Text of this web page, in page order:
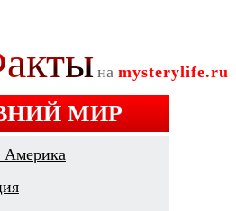
МИР
Америка